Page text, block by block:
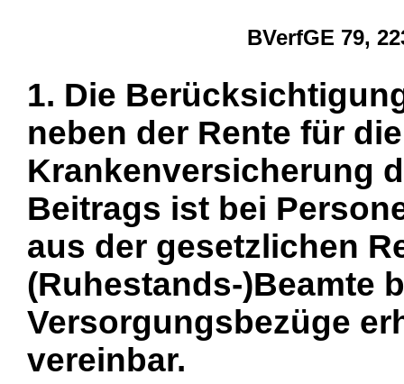
BVerfGE 79,
1. Die
neben der Rente für
Krankenversicherung
Beitrags ist bei
aus der gesetzlichen
(Ruhestands-)Beamte
Versorgungsbezüge
vereinbar.